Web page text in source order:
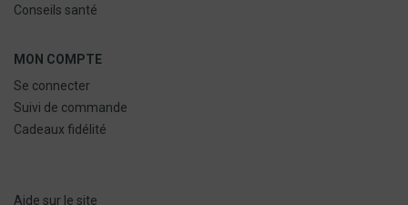
Conseils santé
MON COMPTE
Se connecter
Suivi de commande
Cadeaux fidélité
Aide sur le site